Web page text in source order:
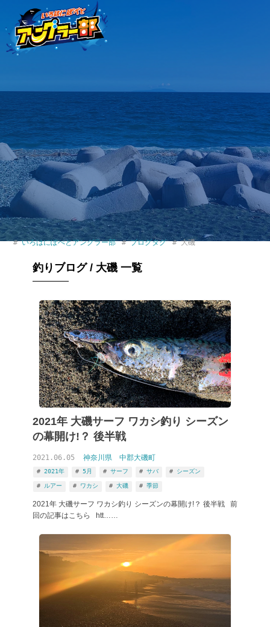
いろはにぽぺとアングラー部 ブログタグ 大磯
釣りブログ / 大磯 一覧
2021年 大磯サーフ ワカシ釣り シーズン
の幕開け!？ 後半戦
2021.06.05 神奈川県 中郡大磯町
2021年 5月 サーフ サバ シーズン
ルアー ワカシ 大磯 季節
2021年 大磯サーフ ワカシ釣り シーズンの幕開け!？ 後半戦 前
回の記事はこちら htt……